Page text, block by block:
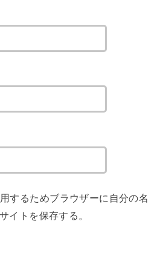
するためブラウザーに自分の名
イトを保存する。